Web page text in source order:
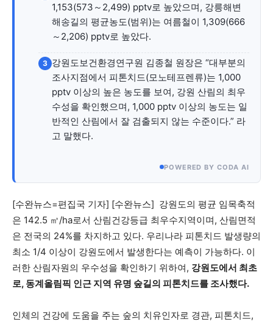
수완뉴스 추천 서비스
스토어 수완 키즈 청년공감 청라온
멤버십 소개 이니셔티브
커리어
기자단 참여
저널리즘 바이브
출판서비스
수완뉴스 추천 서비스
스토어 수완 키즈 청년공감 청라온
멤버십 소개 이니셔티브
커리어
기자단 참여
저널리즘 바이브
출판서비스
가까운 일상에서, 수완뉴스를 만나세요
1,153(573～2,499) pptv로 높았으며, 강릉해변
해송길의 평균농도(범위)는 여름철이 1,309(666
～2,206) pptv로 높았다.
3 강원도보건환경연구원 김종철 원장은 “대부분의
조사지점에서 피톤치드(모노테프렌류)는 1,000
pptv 이상의 높은 농도를 보여, 강원 산림의 최우
수성을 확인했으며, 1,000 pptv 이상의 농도는 일
반적인 산림에서 잘 검출되지 않는 수준이다.” 라
고 말했다.
POWERED BY CODA AI
[수완뉴스=편집국 기자] [수완뉴스] 강원도의 평균 임목축적
은 142.5 ㎥/ha로서 산림건강등급 최우수지역이며, 산림면적
은 전국의 24%를 차지하고 있다. 우리나라 피톤치드 발생량의
최소 1/4 이상이 강원도에서 발생한다는 예측이 가능하다. 이
러한 산림자원의 우수성을 확인하기 위하여, 강원도에서 최초
로, 동계올림픽 인근 지역 유명 숲길의 피톤치드를 조사했다.
인체의 건강에 도움을 주는 숲의 치유인자로 경관, 피톤치드,